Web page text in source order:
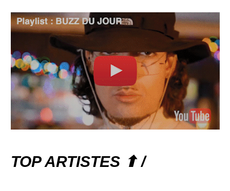
TOP ARTISTES ⬆ /